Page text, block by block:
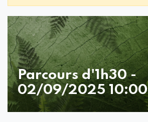
Parcours d'1h30 -
02/09/2025 10:00